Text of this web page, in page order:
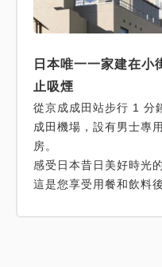
日本唯一一家建在小
止吸煙
從京成成田站步行 1 分
成田機場，設有男士專
房。
感受日本昔日美好時光
這是您享受用餐和飲料